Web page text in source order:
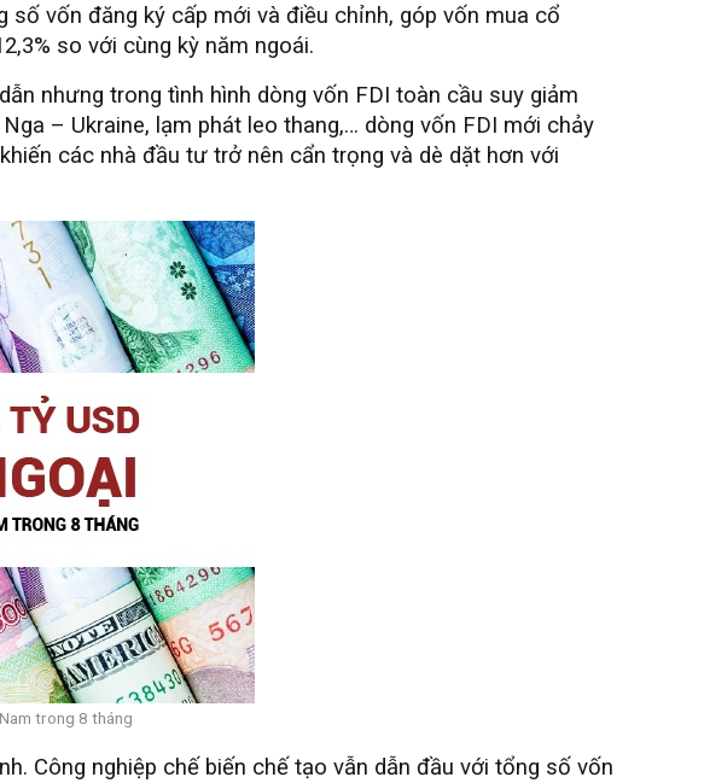
vốn đăng ký cấp mới và điều chỉnh, góp vốn mua cổ
so với cùng kỳ năm ngoái.
nhưng trong tình hình dòng vốn FDI toàn cầu suy giảm
– Ukraine, lạm phát leo thang,… dòng vốn FDI mới chảy
các nhà đầu tư trở nên cẩn trọng và dè dặt hơn với
trong 8 tháng
Công nghiệp chế biến chế tạo vẫn dẫn đầu với tổng số vốn